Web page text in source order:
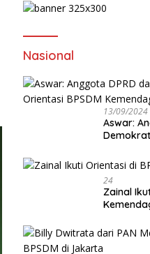
Nasional
13/09/2024
Aswar:
24
Zainal